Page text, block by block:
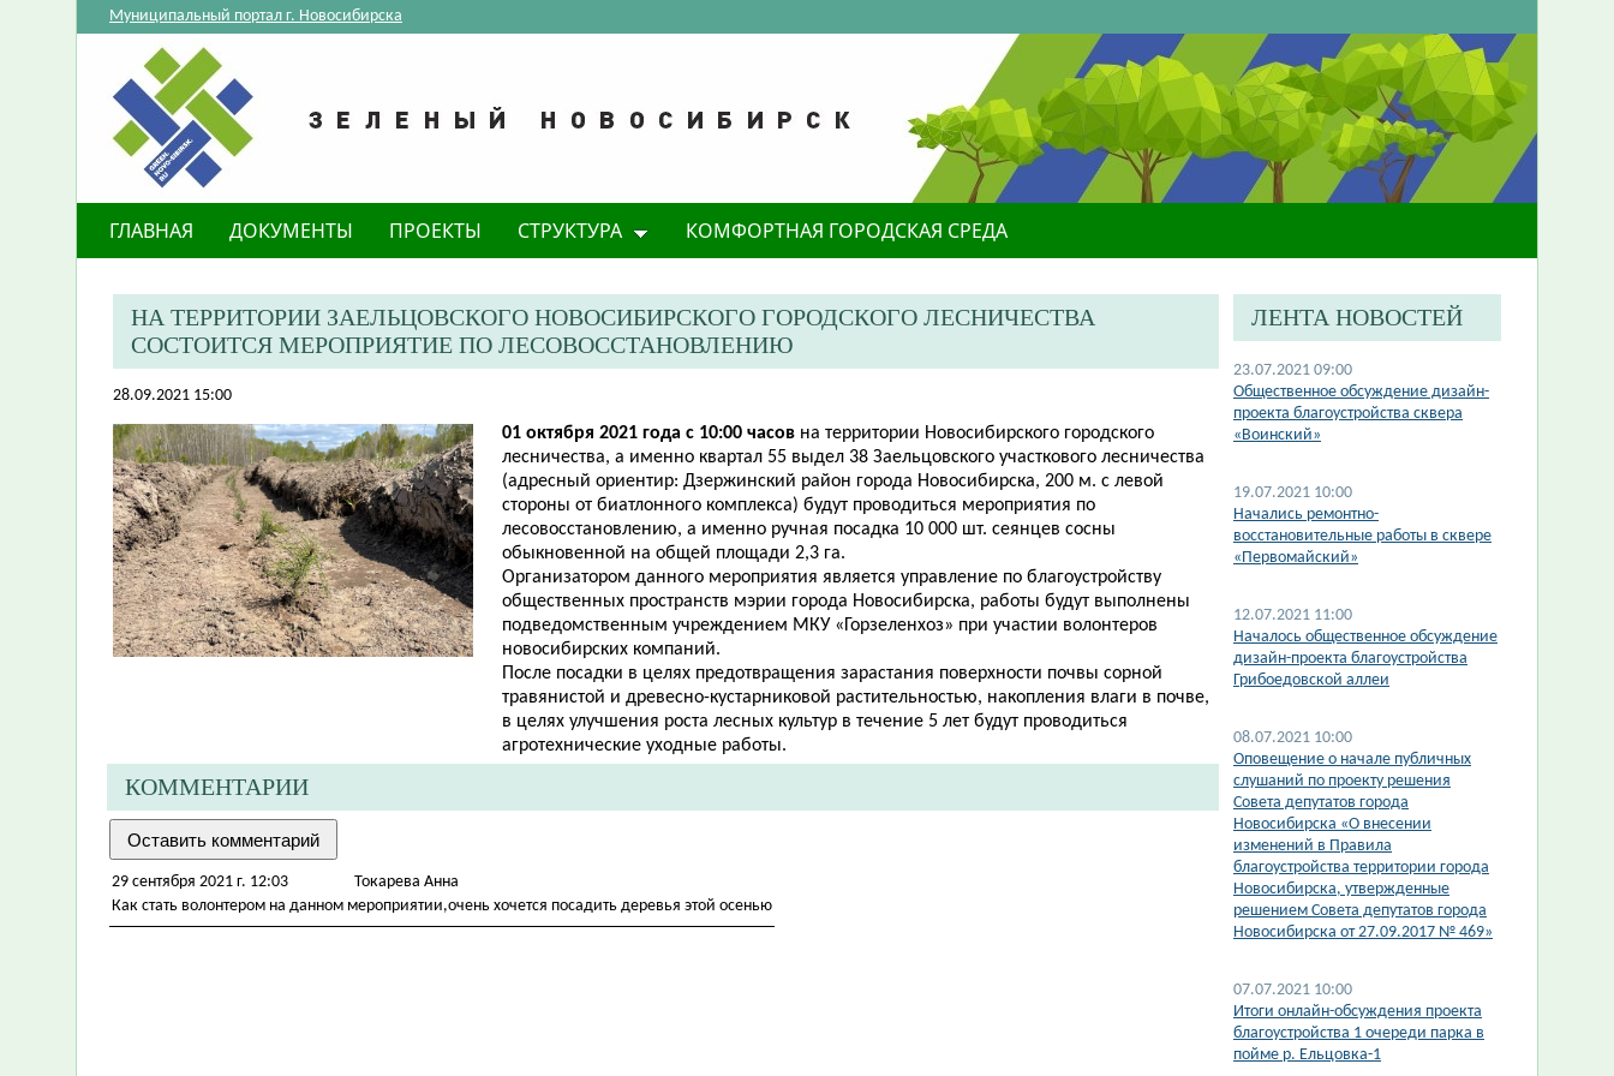
Муниципальный портал г. Новосибирска
ГЛАВНАЯ ДОКУМЕНТЫ ПРОЕКТЫ СТРУКТУРА КОМФОРТНАЯ ГОРОДСКАЯ СРЕДА
НА ТЕРРИТОРИИ ЗАЕЛЬЦОВСКОГО НОВОСИБИРСКОГО ГОРОДСКОГО ЛЕСНИЧЕСТВА
СОСТОИТСЯ МЕРОПРИЯТИЕ ПО ЛЕСОВОССТАНОВЛЕНИЮ
28.09.2021 15:00
01 октября 2021 года с 10:00 часов на территории Новосибирского городского
лесничества, а именно квартал 55 выдел 38 Заельцовского участкового лесничества
(адресный ориентир: Дзержинский район города Новосибирска, 200 м. с левой
стороны от биатлонного комплекса) будут проводиться мероприятия по
лесовосстановлению, а именно ручная посадка 10 000 шт. сеянцев сосны
обыкновенной на общей площади 2,3 га.
Организатором данного мероприятия является управление по благоустройству
общественных пространств мэрии города Новосибирска, работы будут выполнены
подведомственным учреждением МКУ «Горзеленхоз» при участии волонтеров
новосибирских компаний.
После посадки в целях предотвращения зарастания поверхности почвы сорной
травянистой и древесно-кустарниковой растительностью, накопления влаги в почве,
в целях улучшения роста лесных культур в течение 5 лет будут проводиться
агротехнические уходные работы.
КОММЕНТАРИИ
29 сентября 2021 г. 12:03
Токарева Анна
Как стать волонтером на данном мероприятии,очень хочется посадить деревья этой осенью
ЛЕНТА НОВОСТЕЙ
23.07.2021 09:00
Общественное обсуждение дизайн-
проекта благоустройства сквера
«Воинский»
19.07.2021 10:00
Начались ремонтно-
восстановительные работы в сквере
«Первомайский»
12.07.2021 11:00
Началось общественное обсуждение
дизайн-проекта благоустройства
Грибоедовской аллеи
08.07.2021 10:00
Оповещение о начале публичных
слушаний по проекту решения
Совета депутатов города
Новосибирска «О внесении
изменений в Правила
благоустройства территории города
Новосибирска, утвержденные
решением Совета депутатов города
Новосибирска от 27.09.2017 № 469»
07.07.2021 10:00
​Итоги онлайн-обсуждения проекта
благоустройства 1 очереди парка в
пойме р. Ельцовка-1